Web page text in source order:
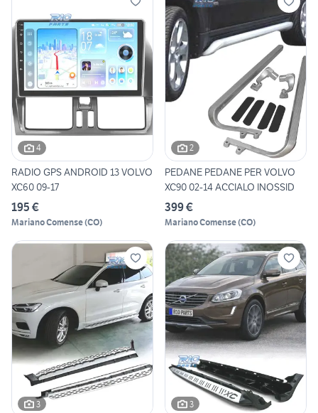
4
RADIO GPS ANDROID 13 VOLVO
XC60 09-17
195 €
Mariano Comense(CO)
2
PEDANE PEDANE PER VOLVO
XC90 02-14 ACCIALO INOSSID
399 €
Mariano Comense(CO)
3 3